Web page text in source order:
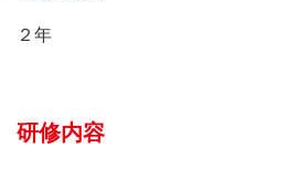
２年
研修内容